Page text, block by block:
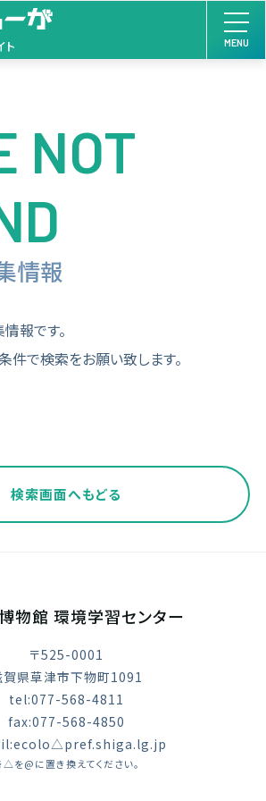
MENU
NOT
情報
報です。
件で検索をお願い致します。
検索画面へもどる
物館 環境学習センター
〒525-0001
賀県草津市下物町1091
tel:077-568-4811
fax:077-568-4850
を@に置き換えてください。